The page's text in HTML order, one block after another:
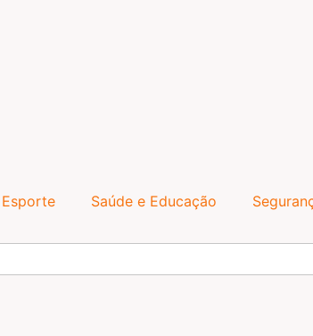
Esporte Saúde e Educação